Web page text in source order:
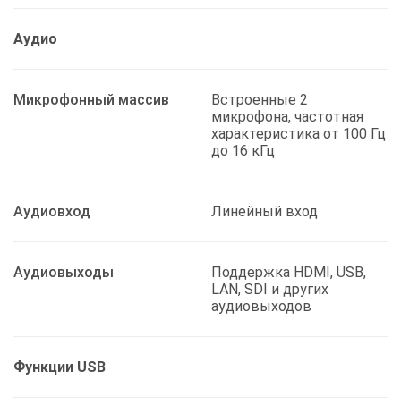
Аудио
Микрофонный массив
Встроенные 2
микрофона, частотная
характеристика от 100 Гц
до 16 кГц
Аудиовход Линейный вход
Аудиовыходы
Поддержка HDMI, USB,
LAN, SDI и других
аудиовыходов
Функции USB